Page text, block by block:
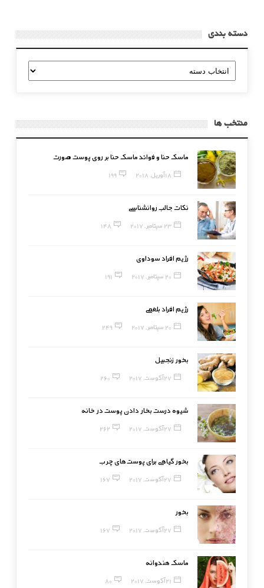
دسته بندی
دسته
بندی
منتخب ها
ماسک حنا و فوائد ماسک حنا بر روی پوست صورت
18 آوریل, 2018 199
نکات جالب روانشناسی
23 سپتامبر, 2017 148
رژیم افراد سوداوی
20 سپتامبر, 2017 191
رژیم افراد بلغمی
20 سپتامبر, 2017 249
بخور زنجبیل
27 آگوست, 2017 260
شیوه درست بخار دادن پوست در خانه
27 آگوست, 2017 262
بخور گیاهی برای پوست‌های چرب
27 آگوست, 2017 167
بخور
27 آگوست, 2017 167
ماسک هندوانه
21 آگوست, 2017 80